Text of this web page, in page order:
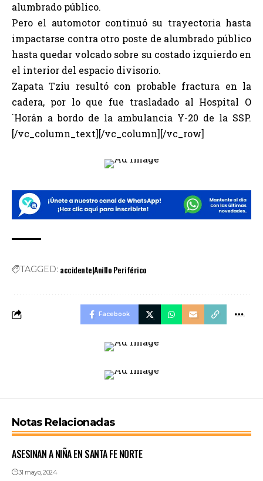
alumbrado público.
Pero el automotor continuó su trayectoria hasta
impactarse contra otro poste de alumbrado público
hasta quedar volcado sobre su costado izquierdo en
el interior del espacio divisorio.
Zapata Tziu resultó con probable fractura en la
cadera, por lo que fue trasladado al Hospital O
´Horán a bordo de la ambulancia Y-20 de la SSP.
[/vc_column_text][/vc_column][/vc_row]
TAGGED: accidente|Anillo Periférico
Facebook
Notas Relacionadas
ASESINAN A NIÑA EN SANTA FE NORTE
31 mayo, 2024